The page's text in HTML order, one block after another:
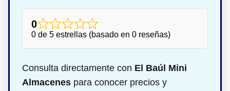
0
0 de 5 estrellas (basado en 0 reseñas)
Consulta directamente con El Baúl Mini
Almacenes para conocer precios y